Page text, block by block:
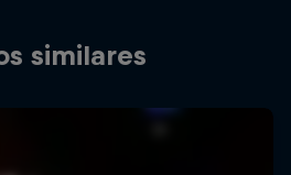
similares